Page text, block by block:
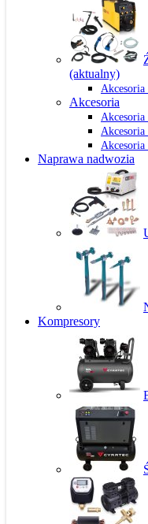
(aktualny)
Akcesoria
Akcesoria
Akcesoria
Akcesoria
Akcesoria
Naprawa nadwozia
Kompresory